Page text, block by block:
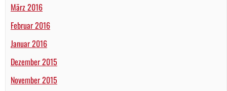
März 2016
Februar 2016
Januar 2016
Dezember 2015
November 2015